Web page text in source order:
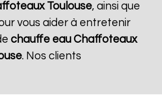
Toulouse, ainsi que
vous aider à entretenir
chauffe eau Chaffoteaux
. Nos clients